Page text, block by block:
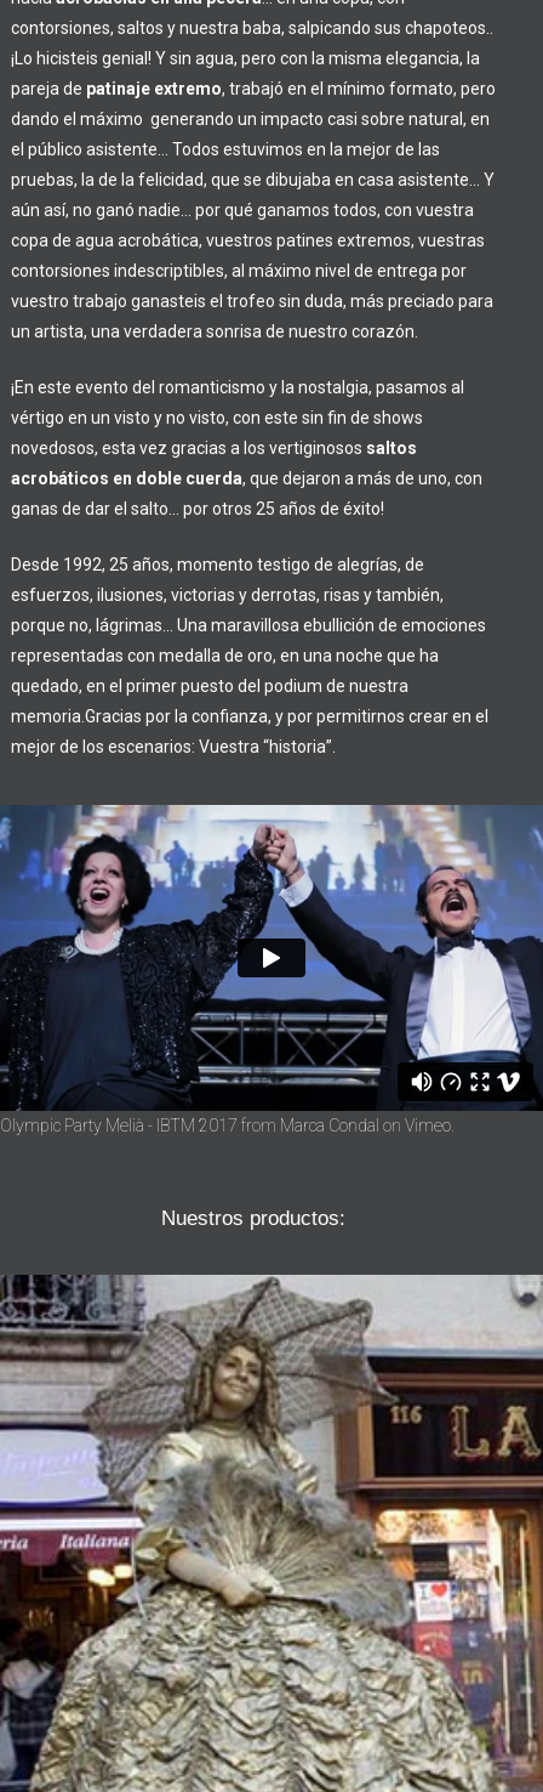
contorsiones, saltos y nuestra baba, salpicando sus chapoteos..
¡Lo hicisteis genial! Y sin agua, pero con la misma elegancia, la
pareja de patinaje extremo, trabajó en el mínimo formato, pero
dando el máximo generando un impacto casi sobre natural, en
el público asistente… Todos estuvimos en la mejor de las
pruebas, la de la felicidad, que se dibujaba en casa asistente… Y
aún así, no ganó nadie… por qué ganamos todos, con vuestra
copa de agua acrobática, vuestros patines extremos, vuestras
contorsiones indescriptibles, al máximo nivel de entrega por
vuestro trabajo ganasteis el trofeo sin duda, más preciado para
un artista, una verdadera sonrisa de nuestro corazón.
¡En este evento del romanticismo y la nostalgia, pasamos al
vértigo en un visto y no visto, con este sin fin de shows
novedosos, esta vez gracias a los vertiginosos saltos
acrobáticos en doble cuerda, que dejaron a más de uno, con
ganas de dar el salto… por otros 25 años de éxito!
Desde 1992, 25 años, momento testigo de alegrías, de
esfuerzos, ilusiones, victorias y derrotas, risas y también,
porque no, lágrimas… Una maravillosa ebullición de emociones
representadas con medalla de oro, en una noche que ha
quedado, en el primer puesto del podium de nuestra
memoria. Gracias por la confianza, y por permitirnos crear en el
mejor de los escenarios: Vuestra “historia”.
Olympic Party Melià - IBTM 2017 from Marca Condal on Vimeo
Nuestros productos:
Estatuas Humanas